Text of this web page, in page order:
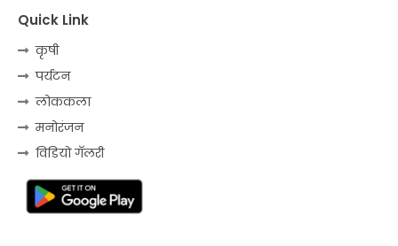
Quick Link
कृषी
पर्यटन
लोककला
मनोरंजन
विडियो गॅलरी